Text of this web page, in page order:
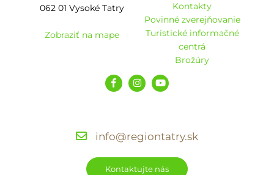
062 01 Vysoké Tatry
Zobraziť na mape
Kontakty
Povinné zverejňovanie
Turistické informačné
centrá
Brožúry
info@regiontatry.sk
Kontaktujte nás